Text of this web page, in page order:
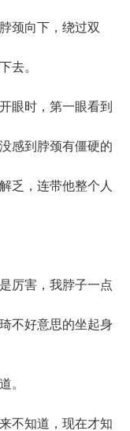
颈向下，绕过双
去。
时，第一眼看到
感到脖颈有僵硬的
乏，连带他整个人
厉害，我脖子一点
不好意思的坐起身
。
不知道，现在才知